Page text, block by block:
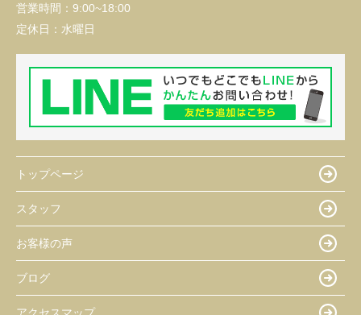
営業時間： 9:00~18:00
定休日： 水曜日
トップページ
スタッフ
お客様の声
ブログ
アクセスマップ